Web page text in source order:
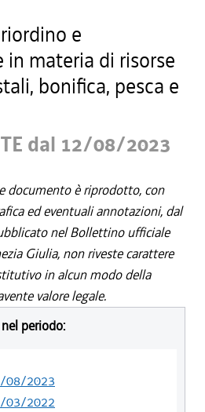
e
in materia di risorse
bonifica, pesca e
dal 12/08/2023
documento è riprodotto, con
ed eventuali annotazioni, dal
nel Bollettino ufficiale
Giulia, non riveste carattere
in alcun modo della
valore legale.
periodo:
08/2023
03/2022